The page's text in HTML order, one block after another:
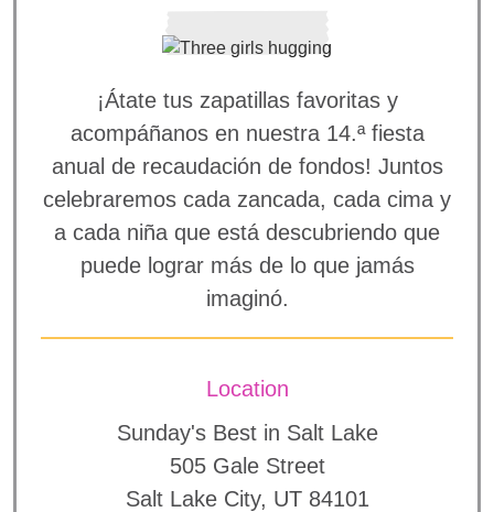
¡Átate tus zapatillas favoritas y
acompáñanos en nuestra 14.ª fiesta
anual de recaudación de fondos! Juntos
celebraremos cada zancada, cada cima y
a cada niña que está descubriendo que
puede lograr más de lo que jamás
imaginó.
Location
Sunday's Best in Salt Lake
505 Gale Street
Salt Lake City, UT 84101